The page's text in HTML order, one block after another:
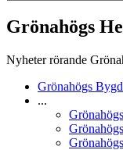
Grönahögs
Nyheter rörande
Grönahögs
...